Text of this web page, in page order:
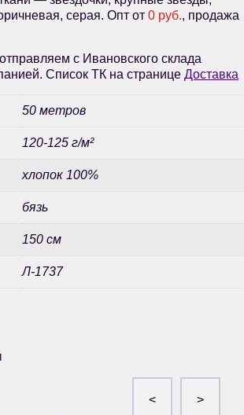
серая. Опт от 0 руб., продажа
с Ивановского склада
Список ТК на странице Доставка
50 метров
120-125 г/м²
хлопок 100%
бязь
150 см
Л-1737